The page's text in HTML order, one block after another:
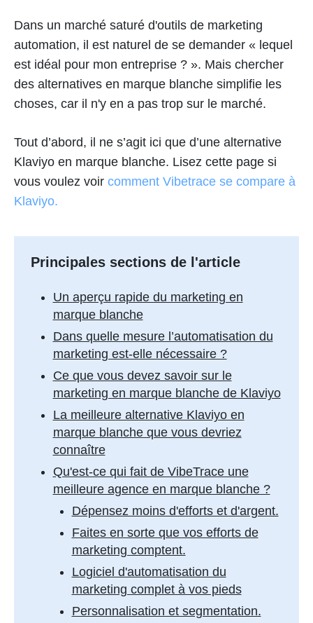
Dans un marché saturé d'outils de marketing
automation, il est naturel de se demander « lequel
est idéal pour mon entreprise ? ». Mais chercher
des alternatives en marque blanche simplifie les
choses, car il n'y en a pas trop sur le marché.
Tout d’abord, il ne s’agit ici que d’une alternative
Klaviyo en marque blanche. Lisez cette page si
vous voulez voir comment Vibetrace se compare à
Klaviyo.
Principales sections de l'article
Un aperçu rapide du marketing en
marque blanche
Dans quelle mesure l’automatisation du
marketing est-elle nécessaire ?
Ce que vous devez savoir sur le
marketing en marque blanche de Klaviyo
La meilleure alternative Klaviyo en
marque blanche que vous devriez
connaître
Qu'est-ce qui fait de VibeTrace une
meilleure agence en marque blanche ?
Dépensez moins d'efforts et d'argent.
Faites en sorte que vos efforts de
marketing comptent.
Logiciel d'automatisation du
marketing complet à vos pieds
Personnalisation et segmentation.